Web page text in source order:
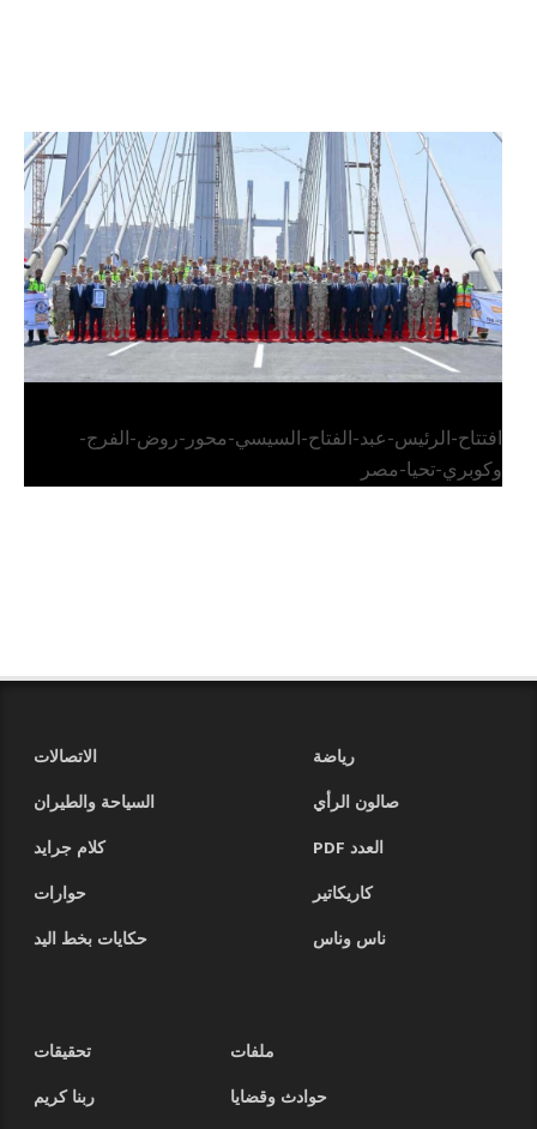
الرئيس عبد الفتاح السيسي يفتتح محور روض الفرج
وكوبري تحيا مصر
افتتاح-الرئيس-عبد-الفتاح-السيسي-محور-روض-الفرج-
وكوبري-تحيا-مصر
رياضة
الاتصالات
صالون الرأي
السياحة والطيران
العدد PDF
كلام جرايد
كاريكاتير
حوارات
ناس وناس
حكايات بخط اليد
ملفات
تحقيقات
حوادث وقضايا
ربنا كريم